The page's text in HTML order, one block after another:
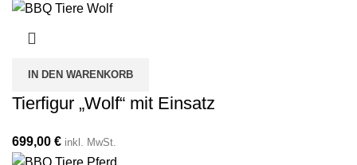
IN DEN WARENKORB
Tierfigur „Wolf“ mit Einsatz
699,00 € inkl. MwSt.